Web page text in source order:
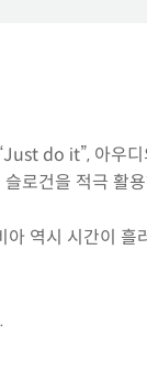
do it”, 아우
슬로건을 적극
역시 시간이